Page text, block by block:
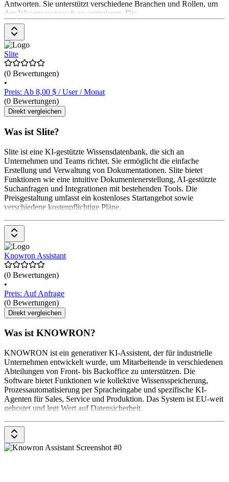
Antworten. Sie unterstützt verschiedene Branchen und Rollen, um
den Wissensaustausch zu optimieren. Die
Slite
(0 Bewertungen)
•
Preis: Ab 8,00 $ / User / Monat
(0 Bewertungen)
Direkt vergleichen
Was ist Slite?
Slite ist eine KI-gestützte Wissensdatenbank, die sich an
Unternehmen und Teams richtet. Sie ermöglicht die einfache
Erstellung und Verwaltung von Dokumentationen. Slite bietet
Funktionen wie eine intuitive Dokumentenerstellung, AI-gestützte
Suchanfragen und Integrationen mit bestehenden Tools. Die
Preisgestaltung umfasst ein kostenloses Startangebot sowie
verschiedene kostenpflichtige Pläne.
Knowron Assistant
(0 Bewertungen)
•
Preis: Auf Anfrage
(0 Bewertungen)
Direkt vergleichen
Was ist KNOWRON?
KNOWRON ist ein generativer KI-Assistent, der für industrielle
Unternehmen entwickelt wurde, um Mitarbeitende in verschiedenen
Abteilungen von Front- bis Backoffice zu unterstützen. Die
Software bietet Funktionen wie kollektive Wissensspeicherung,
Prozessautomatisierung per Spracheingabe und spezifische KI-
Agenten für Sales, Service und Produktion. Das System ist EU-weit
gehostet und legt Wert auf Datensicherheit.